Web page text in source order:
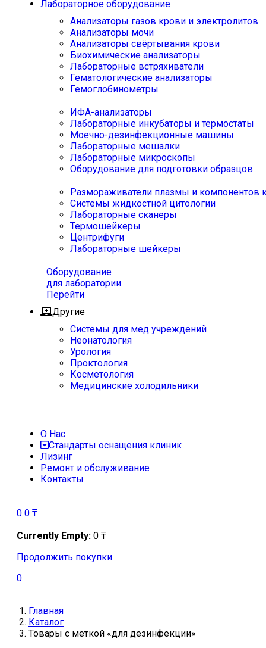
Лабораторное оборудование
Анализаторы газов крови и электролитов
Анализаторы мочи
Анализаторы свёртывания крови
Биохимические анализаторы
Лабораторные встряхиватели
Гематологические анализаторы
Гемоглобинометры
ИФА-анализаторы
Лабораторные инкубаторы и термостаты
Моечно-дезинфекционные машины
Лабораторные мешалки
Лабораторные микроскопы
Оборудование для подготовки образцов
Размораживатели плазмы и компонентов
Системы жидкостной цитологии
Лабораторные сканеры
Термошейкеры
Центрифуги
Лабораторные шейкеры
Оборудование
для лаборатории
Перейти
Другие
Системы для мед учреждений
Неонатология
Урология
Проктология
Косметология
Медицинские холодильники
О Нас
Стандарты оснащения клиник
Лизинг
Ремонт и обслуживание
Контакты
0 0 ₸
Currently Empty: 0 ₸
Продолжить покупки
0
Главная
Каталог
Товары с меткой «для дезинфекции»